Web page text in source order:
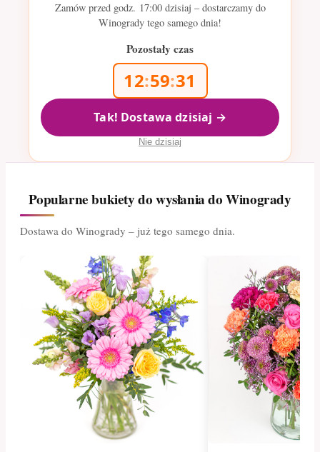
Zamów przed godz. 17:00dzisiaj – dostarczamy do
Winogrady tego samego dnia!
Pozostały czas
12:59:30
Tak! Dostawa dzisiaj →
Nie dzisiaj
Popularne bukiety do wysłania do Winogrady
Dostawa do Winogrady – już tego samego dnia.